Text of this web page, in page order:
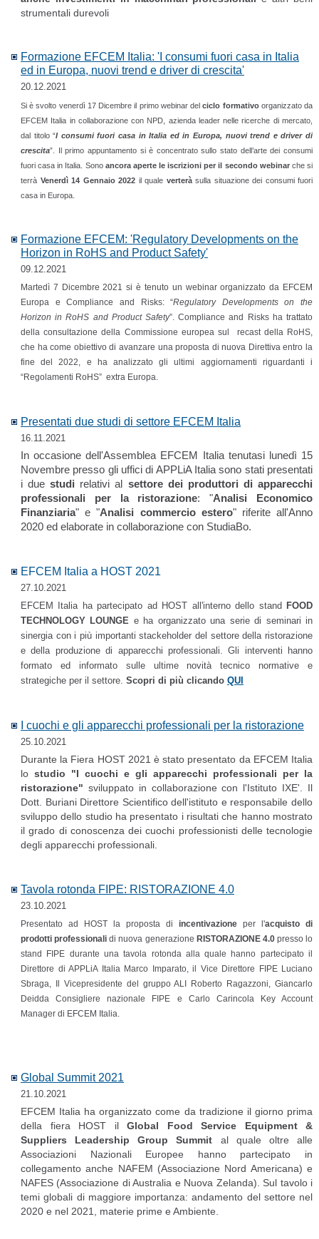
strumentali durevoli
Formazione EFCEM Italia: 'I consumi fuori casa in Italia
ed in Europa, nuovi trend e driver di crescita'
20.12.2021
Si è svolto venerdì 17 Dicembre il primo webinar delciclo formativoorganizzato da
EFCEM Italia in collaborazione con NPD, azienda leader nelle ricerche di mercato,
dal titolo “I consumi fuori casa in Italia ed in Europa, nuovi trend e driver di
crescita”. Il primo appuntamento si è concentrato sullo stato dell’arte dei consumi
fuori casa in Italia. Sono ancora aperte le iscrizioni per il secondo webinar che si
terrà Venerdì 14 Gennaio 2022 il quale verteràsulla situazione dei consumi fuori
casa in Europa.
Formazione EFCEM: 'Regulatory Developments on the
Horizon in RoHS and Product Safety'
09.12.2021
Martedì 7 Dicembre 2021 si è tenuto un webinar organizzato da EFCEM
Europa e Compliance and Risks: “Regulatory Developments on the
Horizon in RoHS and Product Safety”. Compliance and Risks ha trattato
della consultazione della Commissione europea sul recast della RoHS,
che ha come obiettivo di avanzare una proposta di nuova Direttiva entro la
fine del 2022, e ha analizzato gli ultimi aggiornamenti riguardanti i
“Regolamenti RoHS” extra Europa.
Presentati due studi di settore EFCEM Italia
16.11.2021
In occasione dell'Assemblea EFCEM Italia tenutasi lunedì 15
Novembre presso gli uffici di APPLiA Italia sono stati presentati
i duestudi relativi al settore dei produttori di apparecchi
professionali per la ristorazione: "Analisi Economico
Finanziaria" e "Analisi commercio estero" riferite all'Anno
2020 ed elaborate in collaborazione con StudiaBo.
EFCEM Italia a HOST 2021
27.10.2021
EFCEM Italia ha partecipato ad HOST all'interno dello stand FOOD
TECHNOLOGY LOUNGE e ha organizzato una serie di seminari in
sinergia con i più importanti stackeholder del settore della ristorazione
e della produzione di apparecchi professionali. Gli interventi hanno
formato ed informato sulle ultime novità tecnico normative e
strategiche per il settore. Scopri di più clicando QUI
I cuochi e gli apparecchi professionali per la ristorazione
25.10.2021
Durante la Fiera HOST 2021 è stato presentato da EFCEM Italia
lostudio "I cuochi e gli apparecchi professionali per la
ristorazione" sviluppato in collaborazione con l'Istituto IXE'. Il
Dott. Buriani Direttore Scientifico dell'istituto e responsabile dello
sviluppo dello studio ha presentato i risultati che hanno mostrato
il grado di conoscenza dei cuochi professionisti delle tecnologie
degli apparecchi professionali.
Tavola rotonda FIPE: RISTORAZIONE 4.0
23.10.2021
Presentato ad HOST la proposta diincentivazione per l'acquisto di
prodotti professionalidi nuova generazione RISTORAZIONE 4.0presso lo
stand FIPE durante una tavola rotonda alla quale hanno partecipato il
Direttore di APPLiA Italia Marco Imparato, il Vice Direttore FIPE Luciano
Sbraga, Il Vicepresidente del gruppo ALI Roberto Ragazzoni, Giancarlo
Deidda Consigliere nazionale FIPE e Carlo Carincola Key Account
Manager di EFCEM Italia.
Global Summit 2021
21.10.2021
EFCEM Italia ha organizzato come da tradizione il giorno prima
della fiera HOST ilGlobal Food Service Equipment &
Suppliers Leadership Group Summit al quale oltre alle
Associazioni Nazionali Europee hanno partecipato in
collegamento anche NAFEM (Associazione Nord Americana) e
NAFES (Associazione di Australia e Nuova Zelanda). Sul tavolo i
temi globali di maggiore importanza: andamento del settore nel
2020 e nel 2021, materie prime e Ambiente.